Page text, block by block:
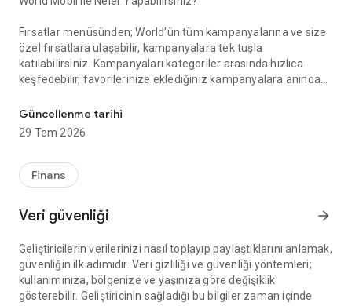
Fırsatlar menüsünden; World’ün tüm kampanyalarına ve size
özel fırsatlara ulaşabilir, kampanyalara tek tuşla
katılabilirsiniz. Kampanyaları kategoriler arasında hızlıca
keşfedebilir, favorilerinize eklediğiniz kampanyalara anında
aradığınız kampanyayı kolayca bulabilir, kampanya
katılımlarınızı, kazanım süreçlerinizi ve elde ettiğiniz puan ile
Kazandıklarım menüsünden; Kredi kartlarınız, TLcard’larınız
kazandığınız puan ve indirimleri görüntüleyebilir, harcadığınız
World Pay menüsünden; QR Kod ile Öde özelliği sayesinde
kart veya hesabınızdan zahmetsizce ödeme yapabilirsiniz.
Güncellenme tarihi
29 Tem 2026
Finans
Veri güvenliği arrow_forward
Geliştiricilerin verilerinizi nasıl toplayıp paylaştıklarını anlamak,
güvenliğin ilk adımıdır. Veri gizliliği ve güvenliği yöntemleri;
kullanımınıza, bölgenize ve yaşınıza göre değişiklik
gösterebilir. Geliştiricinin sağladığı bu bilgiler zaman içinde